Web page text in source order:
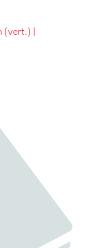
(vert.) |